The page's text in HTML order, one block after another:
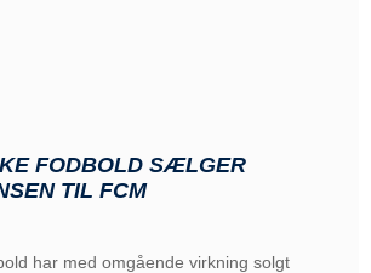
FODBOLD SÆLGER
TIL FCM
har med omgående virkning solgt